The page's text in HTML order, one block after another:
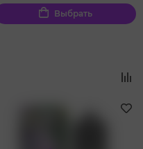
Выбрать